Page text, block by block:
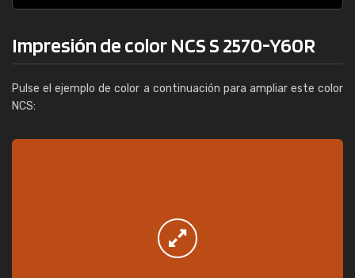
Impresión de color NCS S 2570-Y60R
Pulse el ejemplo de color a continuación para ampliar este color
NCS: